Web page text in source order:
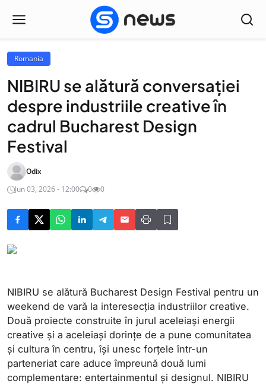
Romania
NIBIRU se alătură conversației
despre industriile creative în
cadrul Bucharest Design
Festival
Odix
Jun 03, 2026 - 12:00
0 0
NIBIRU se alătură Bucharest Design Festival pentru un
weekend de vară la interesecția industriilor creative.
Două proiecte construite în jurul aceleiași energii
creative și a aceleiași dorințe de a pune comunitatea
și cultura în centru, își unesc forțele într-un
parteneriat care aduce împreună două lumi
complementare: entertainmentul și designul. NIBIRU